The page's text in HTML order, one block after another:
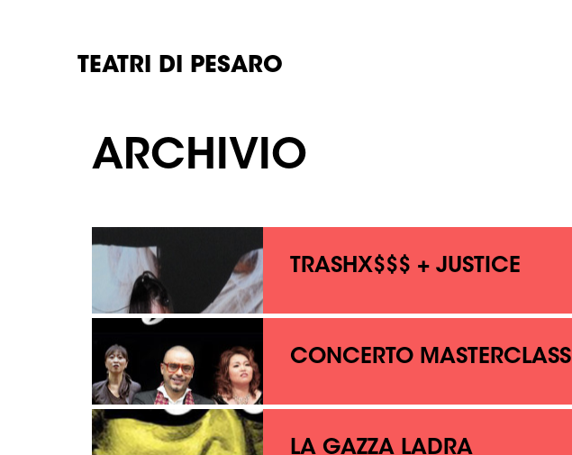
TEATRI DI PESARO
ARCHIVIO
TRASHX$$$ + JUSTICE
CONCERTO MASTERCLASS
LA GAZZA LADRA